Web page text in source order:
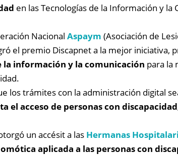
en las Tecnologías de la Información y la
Nacional Aspaym (Asociación de
el premio Discapnet a la mejor iniciativa,
la información y la comunicación para la
los trámites con la administración digital
el acceso de personas con discapacidad
un accésit a las Hermanas
aplicada a las personas con